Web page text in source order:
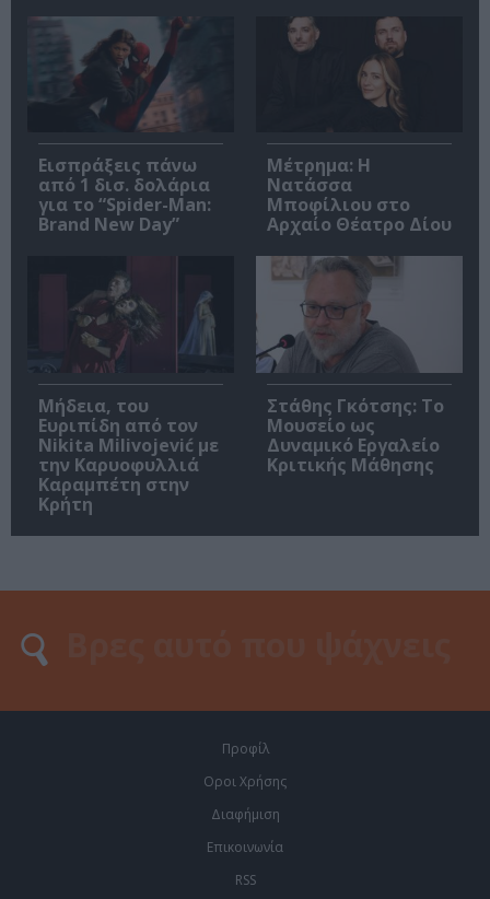
Εισπράξεις πάνω
από 1 δισ. δολάρια
για το “Spider-Man:
Brand New Day”
Μέτρημα: Η
Νατάσσα
Μποφίλιου στο
Αρχαίο Θέατρο Δίου
Μήδεια, του
Ευριπίδη από τον
Nikita Milivojević με
την Καρυοφυλλιά
Καραμπέτη στην
Κρήτη
Στάθης Γκότσης: Το
Μουσείο ως
Δυναμικό Εργαλείο
Κριτικής Μάθησης
Προφίλ
Οροι Χρήσης
Διαφήμιση
Επικοινωνία
RSS